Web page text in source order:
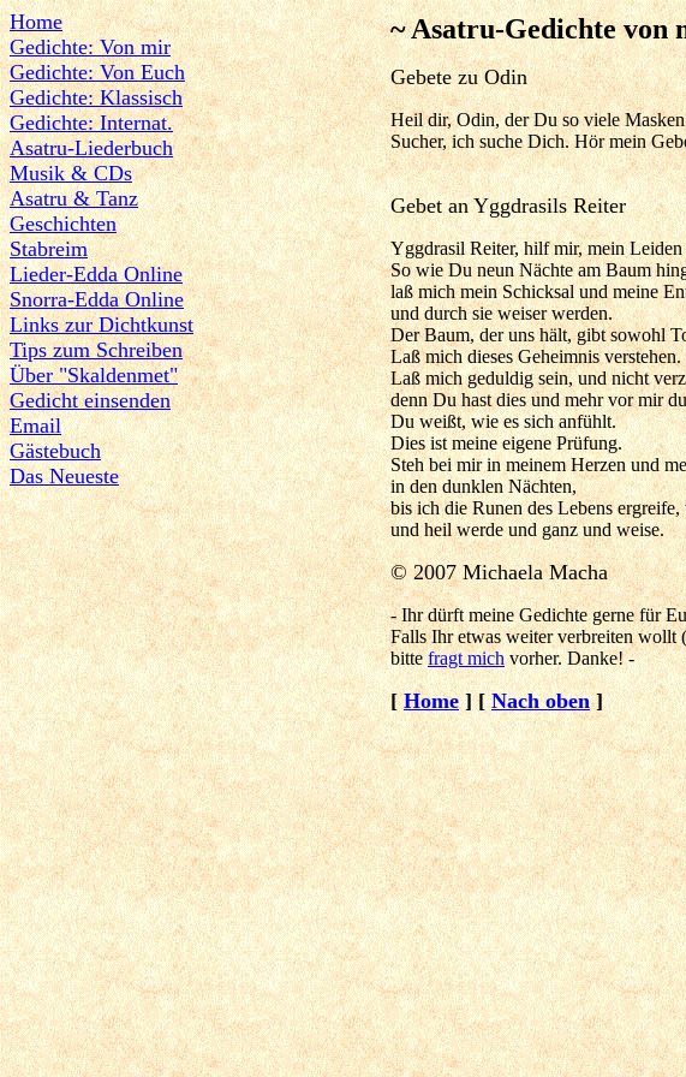
Home
Gedichte: Von mir
Gedichte: Von Euch
Gedichte: Klassisch
Gedichte: Internat.
Asatru-Liederbuch
Musik & CDs
Asatru & Tanz
Geschichten
Stabreim
Lieder-Edda Online
Snorra-Edda Online
Links zur Dichtkunst
Tips zum Schreiben
Über "Skaldenmet"
Gedicht einsenden
Email
Gästebuch
Das Neueste
~ Asatru-Gedichte von
Gebete zu Odin
Heil dir, Odin, der Du so viele
Sucher, ich suche Dich. Hör mein
Gebet an Yggdrasils Reiter
Yggdrasil Reiter, hilf mir, mein Leiden
So wie Du neun Nächte am Baum
laß mich mein Schicksal und meine
und durch sie weiser werden.
Der Baum, der uns hält, gibt sowohl
Laß mich dieses Geheimnis verstehen.
Laß mich geduldig sein, und nicht
denn Du hast dies und mehr vor mir
Du weißt, wie es sich anfühlt.
Dies ist meine eigene Prüfung.
Steh bei mir in meinem Herzen und
in den dunklen Nächten,
bis ich die Runen des Lebens
und heil werde und ganz und weise.
© 2007 Michaela Macha
- Ihr dürft meine Gedichte gerne für
Falls Ihr etwas weiter verbreiten wollt
bittefragt michvorher. Danke! -
[Home] [Nach oben]